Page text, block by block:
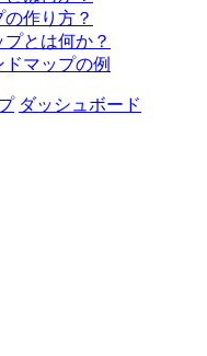
作り方？
とは何か？
ドマップの例
ダッシュボード